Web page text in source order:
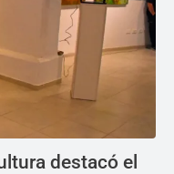
destacó el